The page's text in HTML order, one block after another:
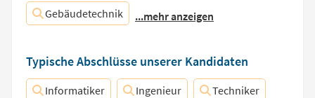
Gebäudetechnik ...mehr anzeigen
Typische Abschlüsse unserer Kandidaten
Informatiker Ingenieur
Techniker